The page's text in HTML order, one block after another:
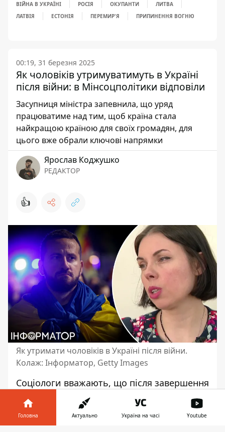
ВІЙНА В УКРАЇНІ РОСІЯ ОКУПАНТИ
ЛИТВА
ЛАТВІЯ
ЕСТОНІЯ ПЕРЕМИР'Я ПРИПИНЕННЯ ВОГНЮ
00:19, 31 березня 2025
Як чоловіків утримуватимуть в Україні
після війни: в Мінсоцполітики відповіли
Засупниця міністра запевнила, що уряд
працюватиме над тим, щоб країна стала
найкращою країною для своїх громадян, для
цього вже обрали ключові напрямки
Ярослав Коджушко
РЕДАКТОР
👍
Як утримати чоловіків в Україні після війни.
Колаж: Інформатор, Getty Images
Соціологи вважають, що після завершення
війни частина чоловіків
України
. Однак в Мінсоцполітики вже
працюють над тим, щоб утримати їх від
Головна Актуально Україна на часі Youtube